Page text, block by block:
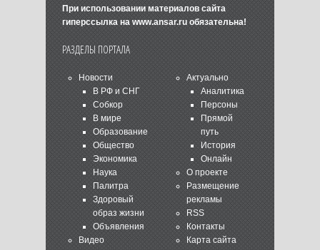
При использовании материалов сайта
гиперссылка на www.ansar.ruобязательна!
РАЗДЕЛЫ ПОРТАЛА
Новости
В РФ и СНГ
Собкор
В мире
Образование
Общество
Экономика
Наука
Палитра
Здоровый
образ жизни
Объявления
Видео
Актуально
Аналитика
Персоны
Прямой
путь
История
Онлайн
О проекте
Размещение
рекламы
RSS
Контакты
Карта сайта